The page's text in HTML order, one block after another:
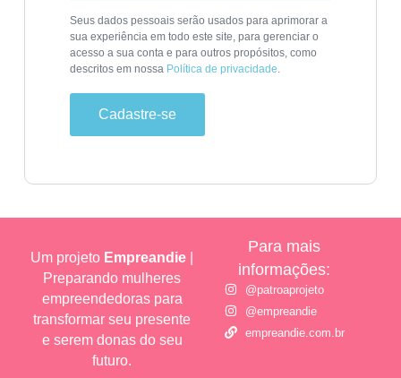
Seus dados pessoais serão usados para aprimorar a
sua experiência em todo este site, para gerenciar o
acesso a sua conta e para outros propósitos, como
descritos em nossa Política de privacidade.
Cadastre-se
Um projeto Empreandie
Preparando mulheres
empreendedoras para
transformar seu presente
e serem donas do seu
futuro.
Para mais
informações:
@patroaprojeto
@empreandie
empreandie.com.br